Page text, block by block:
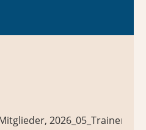
2026_05_Trainer*in